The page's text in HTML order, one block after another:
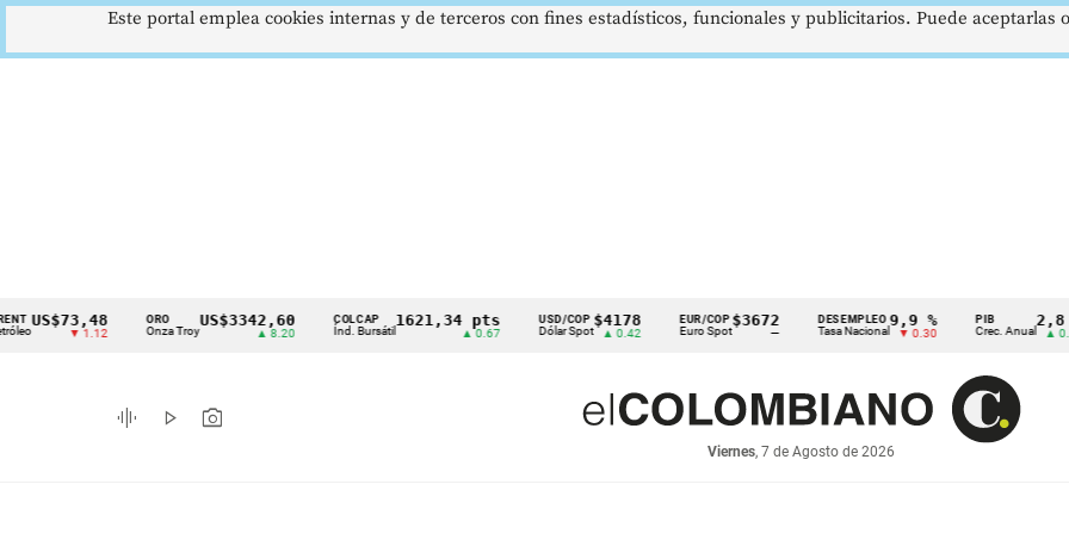
Cintillo
indicadores
económicos
▼ 1.12
ORO
Onza Troy
US$3342,60
▲ 8.20
COLCAP
Índ. Bursátil
1621,34 pts USD/COP
Dólar Spot
$4178
▲ 0.42
EUR/COP
Euro Spot
$3672
—
DESEMPLEO
Tasa Nacional
9,9 %
▼ 0.30
PIB
Crec. Anual
2,8 %
▲ 0.10
graphic_eq play_arrow photo_camera
Viernes, 7 de Agosto de 2026
Este portal emplea cookies internas y de terceros con fines estadísticos, funcionales y publicitarios. Puede aceptarlas